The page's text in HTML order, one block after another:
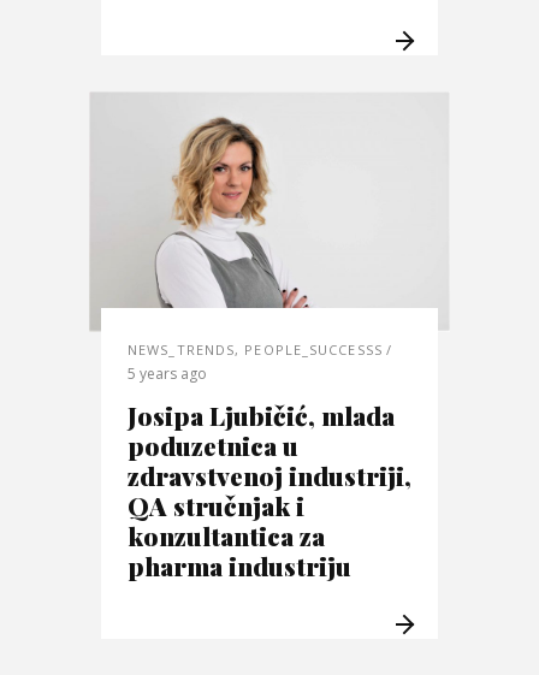
NEWS_TRENDS, PEOPLE_SUCCESSS
5 years ago
Josipa Ljubičić, mlada
poduzetnica u
zdravstvenoj industriji,
QA stručnjak i
konzultantica za
pharma industriju